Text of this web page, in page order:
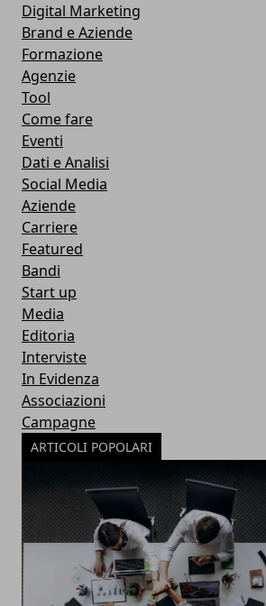
Digital Marketing
Brand e Aziende
Formazione
Agenzie
Tool
Come fare
Eventi
Dati e Analisi
Social Media
Aziende
Carriere
Featured
Bandi
Start up
Media
Editoria
Interviste
In Evidenza
Associazioni
Campagne
ARTICOLI POPOLARI